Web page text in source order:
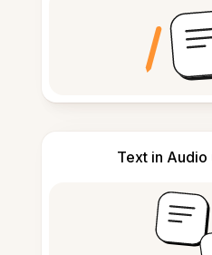
Text in Audio